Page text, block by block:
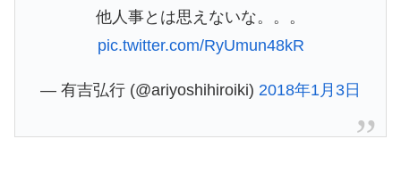
他人事とは思えないな。。。
pic.twitter.com/RyUmun48kR
— 有吉弘行 (@ariyoshihiroiki) 2018年1月3日